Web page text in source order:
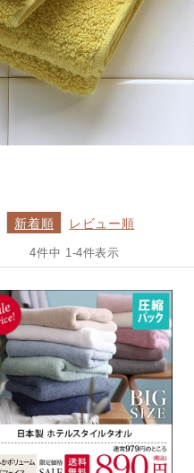
新着順 レビュー順
4件中 1-4件表示